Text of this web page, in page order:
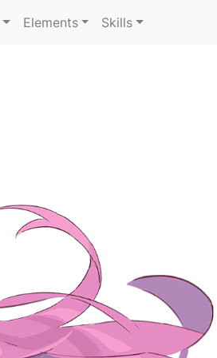
Elements Skills